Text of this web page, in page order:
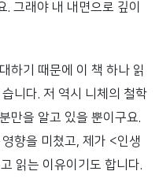
그래야 내 내면으로 깊이
하기 때문에 이 책 하나 읽
니다. 저 역시 니체의 철학
만을 알고 있을 뿐이구요.
향을 미쳤고, 제가 <인생
읽는 이유이기도 합니다.